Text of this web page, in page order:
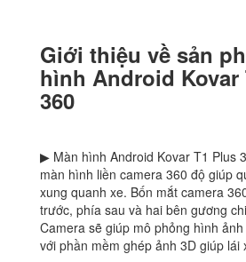
Giới thiệu về sản
hình Android Kovar
360
▶ Màn hình Android Kovar T1 Plus
màn hình liền camera 360 độ giúp
xung quanh xe. Bốn mắt camera
trước, phía sau và hai bên gương
Camera sẽ giúp mô phỏng hình
với phần mềm ghép ảnh 3D giúp lái